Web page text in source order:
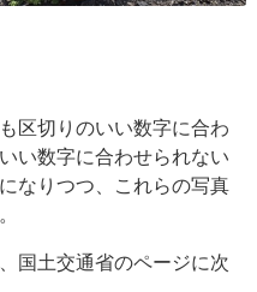
区切りのいい数字に合わ
い数字に合わせられない
なりつつ、これらの写真
国土交通省のページに次